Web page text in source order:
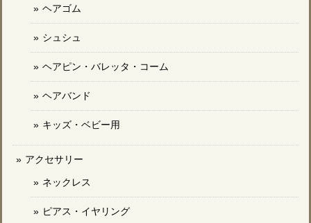
ヘアゴム
シュシュ
ヘアピン・バレッタ・コーム
ヘアバンド
キッズ・ベビー用
アクセサリー
ネックレス
ピアス・イヤリング